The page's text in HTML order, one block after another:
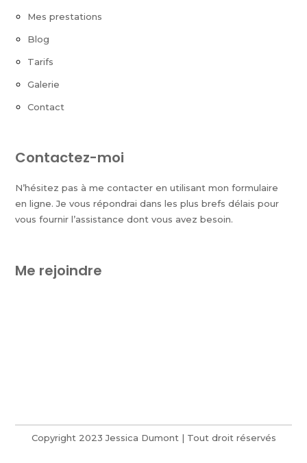
Mes prestations
Blog
Tarifs
Galerie
Contact
Contactez-moi
N’hésitez pas à me contacter en utilisant mon formulaire
en ligne. Je vous répondrai dans les plus brefs délais pour
vous fournir l’assistance dont vous avez besoin.
Me rejoindre
Copyright 2023 Jessica Dumont | Tout droit réservés